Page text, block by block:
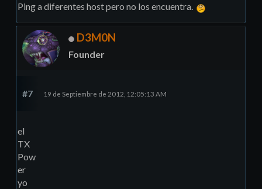
Ping a diferentes host pero no los encuentra.
D3M0N
Founder
#7 19 de Septiembre de 2012, 12:05:13 AM
el
TX
Pow
er
yo